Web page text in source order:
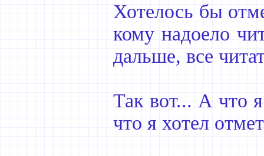
Хотелось бы
кому надоело
дальше, все
Так вот... А что
что я хотел